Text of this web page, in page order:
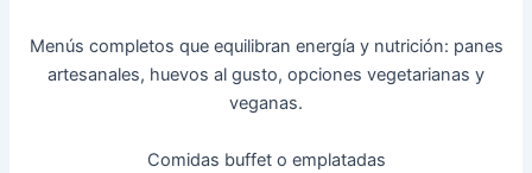
Menús completos que equilibran energía y nutrición: panes
artesanales, huevos al gusto, opciones vegetarianas y
veganas.
Comidas buffet o emplatadas